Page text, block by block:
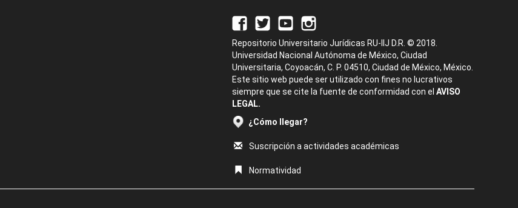
Repositorio Universitario Jurídicas RU-IIJ D.R. © 2018.
Universidad Nacional Autónoma de México, Ciudad
Universitaria, Coyoacán, C. P. 04510, Ciudad de México, México.
Este sitio web puede ser utilizado con fines no lucrativos
siempre que se cite la fuente de conformidad con el AVISO
LEGAL.
¿Cómo llegar?
Suscripción a actividades académicas
Normatividad